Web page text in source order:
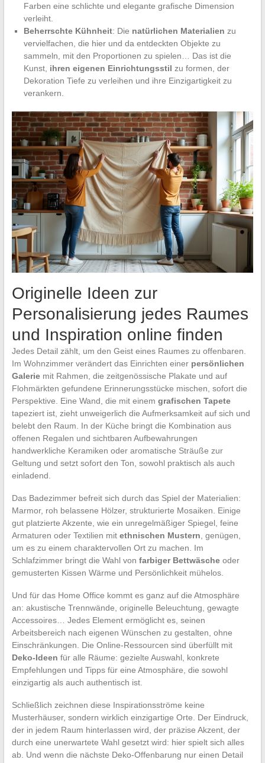
Farben eine schlichte und elegante grafische Dimension
verleiht.
Beherrschte Kühnheit: Die natürlichen Materialien zu
vervielfachen, die hier und da entdeckten Objekte zu
sammeln, mit den Proportionen zu spielen… Das ist die
Kunst, ihren eigenen Einrichtungsstil zu formen, der
Dekoration Tiefe zu verleihen und ihre Einzigartigkeit zu
verankern.
Originelle Ideen zur
Personalisierung jedes Raumes
und Inspiration online finden
Jedes Detail zählt, um den Geist eines Raumes zu offenbaren.
Im Wohnzimmer verändert das Einrichten einer persönlichen
Galeriemit Rahmen, die zeitgenössische Plakate und auf
Flohmärkten gefundene Erinnerungsstücke mischen, sofort die
Perspektive. Eine Wand, die mit einem grafischen Tapete
tapeziert ist, zieht unweigerlich die Aufmerksamkeit auf sich und
belebt den Raum. In der Küche bringt die Kombination aus
offenen Regalen und sichtbaren Aufbewahrungen
handwerkliche Keramiken oder aromatische Sträuße zur
Geltung und setzt sofort den Ton, sowohl praktisch als auch
einladend.
Das Badezimmer befreit sich durch das Spiel der Materialien:
Marmor, roh belassene Hölzer, strukturierte Mosaiken. Einige
gut platzierte Akzente, wie ein unregelmäßiger Spiegel, feine
Armaturen oder Textilien mit ethnischen Mustern , genügen,
um es zu einem charaktervollen Ort zu machen. Im
Schlafzimmer bringt die Wahl von farbiger Bettwäscheoder
gemusterten Kissen Wärme und Persönlichkeit mühelos.
Und für das Home Office kommt es ganz auf die Atmosphäre
an: akustische Trennwände, originelle Beleuchtung, gewagte
Accessoires… Jedes Element ermöglicht es, seinen
Arbeitsbereich nach eigenen Wünschen zu gestalten, ohne
Einschränkungen. Die Online-Ressourcen sind überfüllt mit
Deko-Ideen für alle Räume: gezielte Auswahl, konkrete
Empfehlungen und Tipps für eine Atmosphäre, die sowohl
einzigartig als auch authentisch ist.
Schließlich zeichnen diese Inspirationsströme keine
Musterhäuser, sondern wirklich einzigartige Orte. Der Eindruck,
der in jedem Raum hinterlassen wird, der präzise Akzent, der
durch eine unerwartete Wahl gesetzt wird: hier spielt sich alles
ab. Und wenn die nächste Deko-Offenbarung nur einen Detail